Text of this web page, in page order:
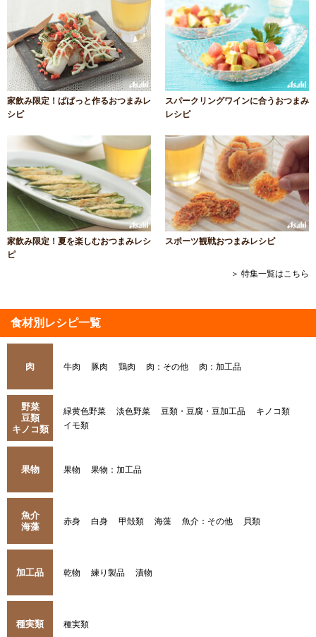
家飲み限定！ぱぱっと作るおつまみレ
シピ
スパークリングワインに合うおつまみ
レシピ
家飲み限定！夏を楽しむおつまみレシ
ピ
スポーツ観戦おつまみレシピ
＞ 特集一覧はこちら
食材別レシピ一覧
肉 牛肉 豚肉 鶏肉 肉：その他 肉：加工品
野菜
豆類
キノコ類
緑黄色野菜 淡色野菜 豆類・豆腐・豆加工品
キノコ類
イモ類
果物 果物 果物：加工品
魚介
海藻
赤身 白身 甲殻類 海藻 魚介：その他 貝類
加工品 乾物 練り製品 漬物
種実類 種実類